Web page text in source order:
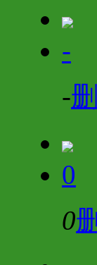
-
-
0
0